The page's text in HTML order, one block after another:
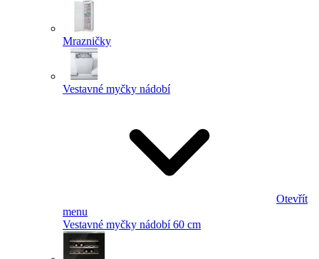
Mrazničky
Vestavné myčky nádobí
Otevřít
menu
Vestavné myčky nádobí 60 cm